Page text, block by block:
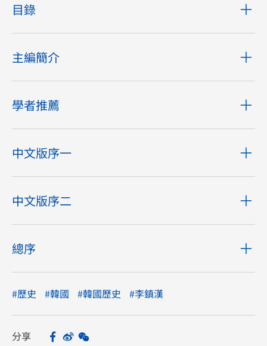
目錄
主編簡介
學者推薦
中文版序一
中文版序二
總序
#歷史 #韓國 #韓國歷史 #李鎮漢
分享 Facebook
Sina Weibo
WeChat